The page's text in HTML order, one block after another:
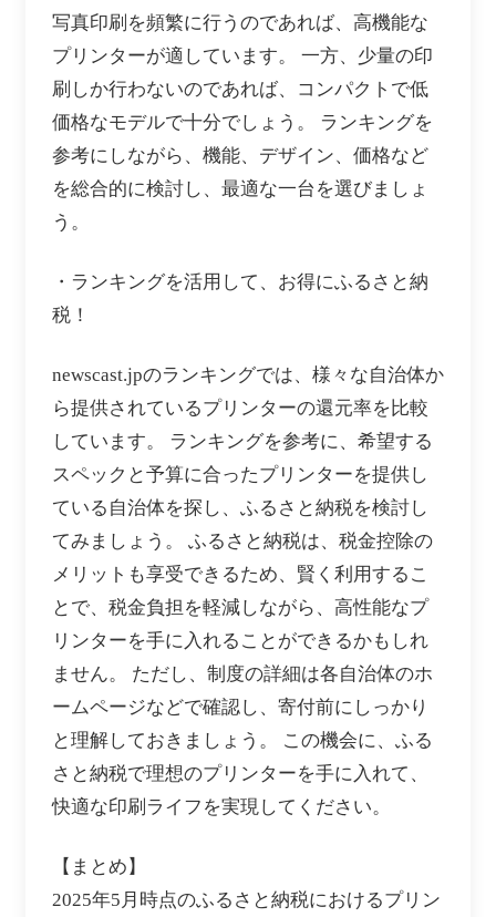
写真印刷を頻繁に行うのであれば、高機能な
プリンターが適しています。 一方、少量の印
刷しか行わないのであれば、コンパクトで低
価格なモデルで十分でしょう。 ランキングを
参考にしながら、機能、デザイン、価格など
を総合的に検討し、最適な一台を選びましょ
う。
・ランキングを活用して、お得にふるさと納
税！
newscast.jpのランキングでは、様々な自治体か
ら提供されているプリンターの還元率を比較
しています。 ランキングを参考に、希望する
スペックと予算に合ったプリンターを提供し
ている自治体を探し、ふるさと納税を検討し
てみましょう。 ふるさと納税は、税金控除の
メリットも享受できるため、賢く利用するこ
とで、税金負担を軽減しながら、高性能なプ
リンターを手に入れることができるかもしれ
ません。 ただし、制度の詳細は各自治体のホ
ームページなどで確認し、寄付前にしっかり
と理解しておきましょう。 この機会に、ふる
さと納税で理想のプリンターを手に入れて、
快適な印刷ライフを実現してください。
【まとめ】
2025年5月時点のふるさと納税におけるプリン